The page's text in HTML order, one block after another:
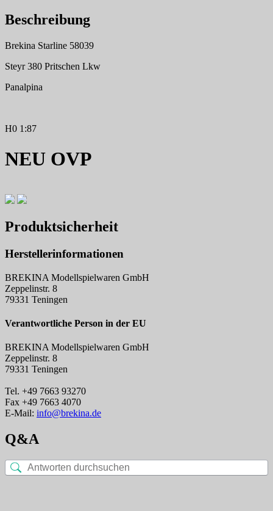
Beschreibung
Brekina Starline 58039
Steyr 380 Pritschen Lkw
Panalpina
H0 1:87
NEU OVP
Produktsicherheit
Herstellerinformationen
BREKINA Modellspielwaren GmbH
Zeppelinstr. 8
79331 Teningen
Verantwortliche Person in der EU
BREKINA Modellspielwaren GmbH
Zeppelinstr. 8
79331 Teningen
Tel. +49 7663 93270
Fax +49 7663 4070
E-Mail: info@brekina.de
Q&A